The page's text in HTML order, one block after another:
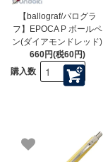
【ballograf/バログラ
フ】EPOCA P ボールペ
ン(ダイアモンドレッド)
660円(税60円)
購入数